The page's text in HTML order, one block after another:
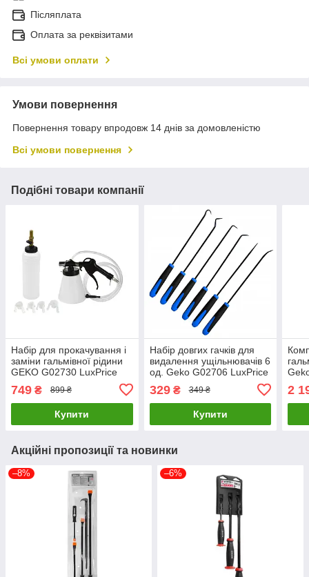
Післяплата
Оплата за реквізитами
Всі умови оплати
Умови повернення
Повернення товару впродовж 14 днів за домовленістю
Всі умови повернення
Подібні товари компанії
Набір для прокачування і
заміни гальмівної рідини
GEKO G02730 LuxPrice
749 ₴ 899 ₴
Купити
Набір довгих гачків для
видалення ущільнювачів 6
од. Geko G02706 LuxPrice
329₴ 349 ₴
Купити
2
Акційні пропозиції та новинки
–8% –6%